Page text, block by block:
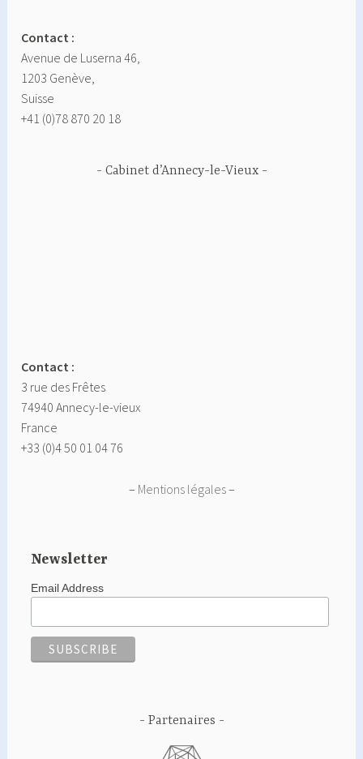
Contact :
Avenue de Luserna 46,
1203 Genève,
Suisse
+41 (0)78 870 20 18
Cabinet d’Annecy-le-Vieux
Contact :
3 rue des Frêtes
74940 Annecy-le-vieux
France
+33 (0)4 50 01 04 76
– Mentions légales–
Newsletter
Email Address
Partenaires